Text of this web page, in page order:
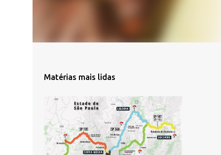
Matérias mais lidas